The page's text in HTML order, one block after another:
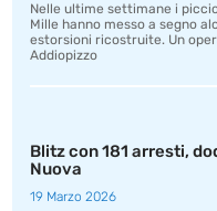
Nelle ultime settimane i
Mille hanno messo a segno
estorsioni ricostruite. Un
Addiopizzo
Blitz con 181 arresti,
Nuova
19 Marzo 2026